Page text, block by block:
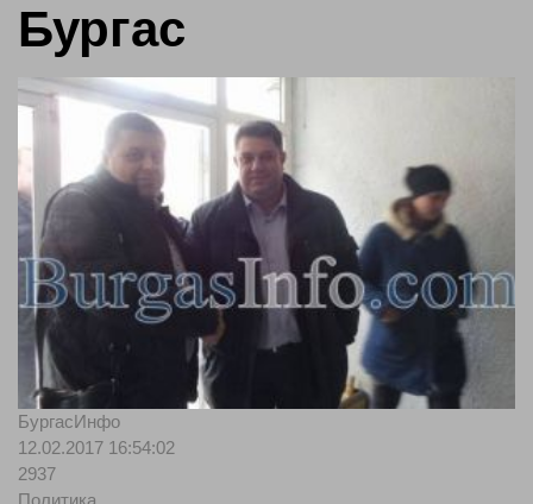
Бургас
БургасИнфо
12.02.2017 16:54:02
2937
Политика